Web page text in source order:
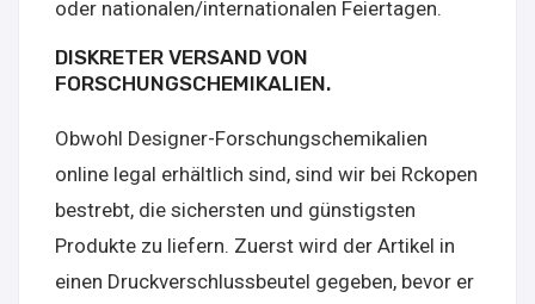
oder nationalen/internationalen Feiertagen.
DISKRETER VERSAND VON
FORSCHUNGSCHEMIKALIEN.
Obwohl Designer-Forschungschemikalien
online legal erhältlich sind, sind wir bei Rckopen
bestrebt, die sichersten und günstigsten
Produkte zu liefern. Zuerst wird der Artikel in
einen Druckverschlussbeutel gegeben, bevor er